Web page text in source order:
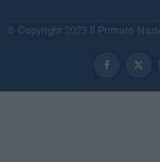
© Copyright 2023 Il Primato